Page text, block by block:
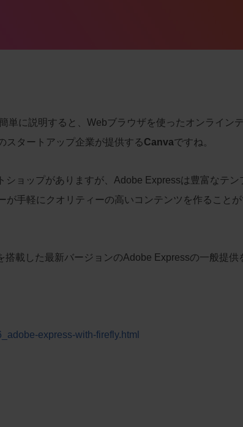
単に説明すると、Webブラウザを使ったオンライン
スタートアップ企業が提供するCanvaですね。
ョップがありますが、Adobe Expressは豊富なテン
手軽にクオリティーの高いコンテンツを作ること
載した最新バージョンのAdobe Expressの一般提供
express-with-firefly.html